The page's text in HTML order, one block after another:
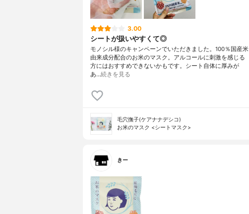
3.00
シートが扱いやすくて◎
モノシル様のキャンペーンでいただきました。100％国産米
由来成分配合のお米のマスク。アルコールに刺激を感じる
方にはおすすめできないかもです。シート自体に厚みが
あ…続きを見る
毛穴撫子(ケアナナデシコ)
お米のマスク <シートマスク>
きー